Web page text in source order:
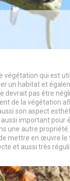
végétation qui est
un habitat et
devrait pas être
de la végétation
son aspect
aussi important pour
une autre
mettre en œuvre le
et aussi très